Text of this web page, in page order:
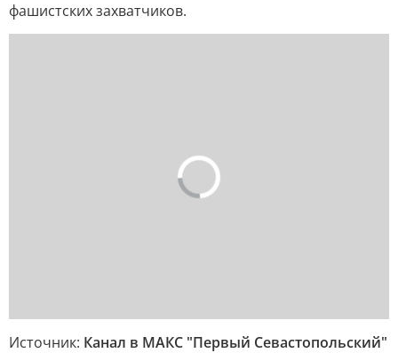
фашистских захватчиков.
Источник: Канал в МАКС "Первый Севастопольский"